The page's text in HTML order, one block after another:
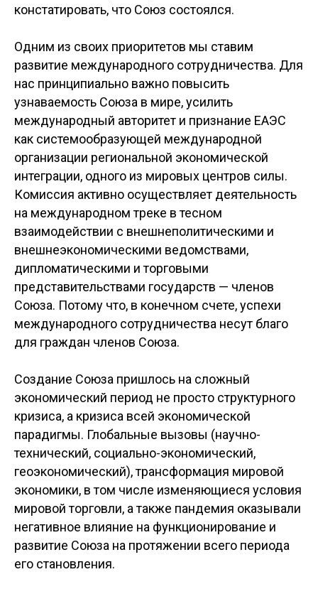
констатировать, что Союз состоялся.
Одним из своих приоритетов мы ставим
развитие международного сотрудничества. Для
нас принципиально важно повысить
узнаваемость Союза в мире, усилить
международный авторитет и признание ЕАЭС
как системообразующей международной
организации региональной экономической
интеграции, одного из мировых центров силы.
Комиссия активно осуществляет деятельность
на международном треке в тесном
взаимодействии с внешнеполитическими и
внешнеэкономическими ведомствами,
дипломатическими и торговыми
представительствами государств — членов
Союза. Потому что, в конечном счете, успехи
международного сотрудничества несут благо
для граждан членов Союза.
Создание Союза пришлось на сложный
экономический период не просто структурного
кризиса, а кризиса всей экономической
парадигмы. Глобальные вызовы (научно-
технический, социально-экономический,
геоэкономический), трансформация мировой
экономики, в том числе изменяющиеся условия
мировой торговли, а также пандемия оказывали
негативное влияние на функционирование и
развитие Союза на протяжении всего периода
его становления.